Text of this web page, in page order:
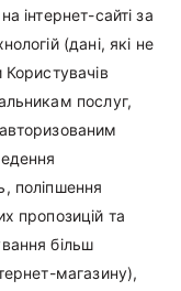
інтернет-сайті за
(дані, які не
Користувачів
послуг,
поліпшення
пропозицій та
більш
магазину),